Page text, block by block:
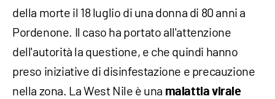
della morte il 18 luglio di una donna di 80 anni a
Pordenone. Il caso ha portato all'attenzione
dell'autorità la questione, e che quindi hanno
preso iniziative di disinfestazione e precauzione
nella zona. La West Nile è una malattia virale